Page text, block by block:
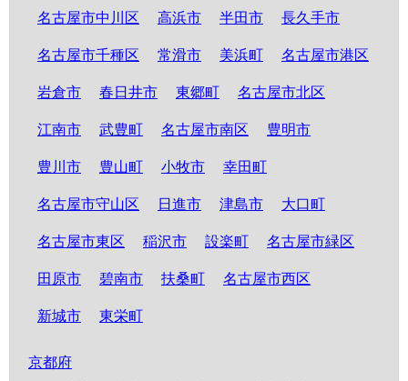
名古屋市中川区 高浜市 半田市 長久手市
名古屋市千種区 常滑市 美浜町 名古屋市港区
岩倉市 春日井市 東郷町 名古屋市北区
江南市 武豊町 名古屋市南区 豊明市
豊川市 豊山町 小牧市 幸田町
名古屋市守山区 日進市 津島市 大口町
名古屋市東区 稲沢市 設楽町 名古屋市緑区
田原市 碧南市 扶桑町 名古屋市西区
新城市 東栄町
京都府